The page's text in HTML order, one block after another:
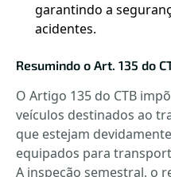
garantindo a
acidentes.
Resumindo o Art. 135 do
O Artigo 135 do CTB
veículos destinados ao
que estejam
equipados para
A inspeção semestral, o